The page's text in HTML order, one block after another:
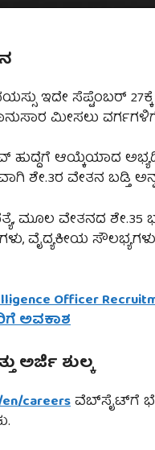
ಇದೇ ಸೆಪ್ಟೆಂಬರ್
ಮೀಸಲು
ಆಯ್ಕೆಯಾದ
ಶೇ.3ರ ವೇತನ ಬಡ್ತಿ
ಮೂಲ ವೇತನದ ಶೇ.35
ವೈದ್ಯಕೀಯ
Officer
ಅವಕಾಶ
ಅರ್ಜಿ ಶುಲ್ಕ
careersವೆಬ್‌ಸೈಟ್‌ಗೆ